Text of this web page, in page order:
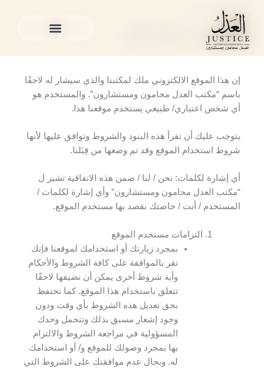
المحتوى
الشروط و الاحكام
الشروط و الاحكام
إن هذا الموقع الالكتروني ملك لمكتبنا والذي سيشار له لاحقًا
باسم “مكتب العدل محامون ومستشارون”. والمستخدم هو
أي شخص اعتباري/ طبيعي يستخدم موقعنا هذا.
يتوجب عليك أن تقرأ هذه البنود والشروط وتوافق عليها لأنها
شروط استخدام الموقع وقد تم وضعها من قِبَلنا.
أي إشارة لكلمات: نحن / لنا / ضمن هذه الاتفاقية تشير ل
“مكتب العدل محامون ومستشارون” وأي إشارة لكلمات /
المستخدم / أنت / خاصتك نقصد بها مستخدم الموقع.
التزامات مستخدم الموقع
بمجرد زيارتك أو استخدامك لموقعنا فإنك
تقر بالموافقة على كافة الشروط والأحكام
وأية شروط أخرى يمكن أن نضيفها لاحقًا
تتعلق باستخدام هذا الموقع. كما نحتفظ
بحق تعديل هذه الشروط بأي وقت ودون
وجود إشعار مسبق بذلك وتتحمل وحدك
المسؤولية في مراجعة الشروط والالتزام
بها بمجرد وصولك للموقع و/ أو استخدامك
له. وبحال عدم موافقتك على الشروط التي